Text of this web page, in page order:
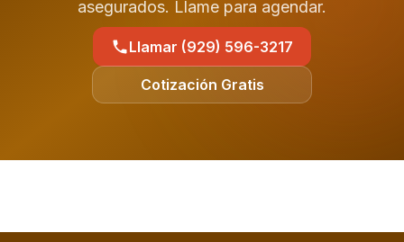
asegurados. Llame para agendar.
Llamar (929) 596-3217
Cotización Gratis